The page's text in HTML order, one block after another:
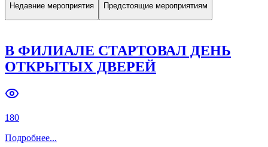
Недавние мероприятия Предстоящие мероприятиям
В ФИЛИАЛЕ СТАРТОВАЛ ДЕНЬ
ОТКРЫТЫХ ДВЕРЕЙ
180
Подробнее...